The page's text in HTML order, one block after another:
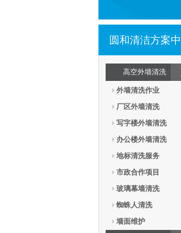
圆和清洁方案
高空外墙清洗
外墙清洗作业
厂区外墙清洗
写字楼外墙清洗
办公楼外墙清洗
地标清洗服务
市政合作项目
玻璃幕墙清洗
蜘蛛人清洗
墙面维护